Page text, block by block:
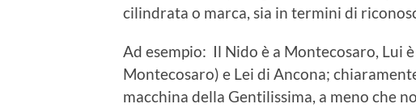
cilindrata o marca, sia in termini di
Ad esempio: Il Nido è a Montecosaro, Lui
Montecosaro) e Lei di Ancona;
macchina della Gentilissima, a meno che